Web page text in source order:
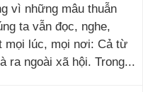
vì những mâu thuẫn
ta vẫn đọc, nghe,
mọi lúc, mọi nơi: Cả từ
ra ngoài xã hội. Trong...